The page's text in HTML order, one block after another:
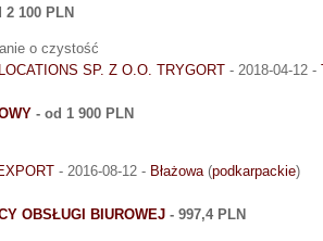
2 100 PLN
o czystość
SP. Z O.O. TRYGORT - 2018-04-12 -
- od 1 900 PLN
- 2016-08-12 - Błażowa(podkarpackie)
OBSŁUGI BIUROWEJ - 997,4 PLN